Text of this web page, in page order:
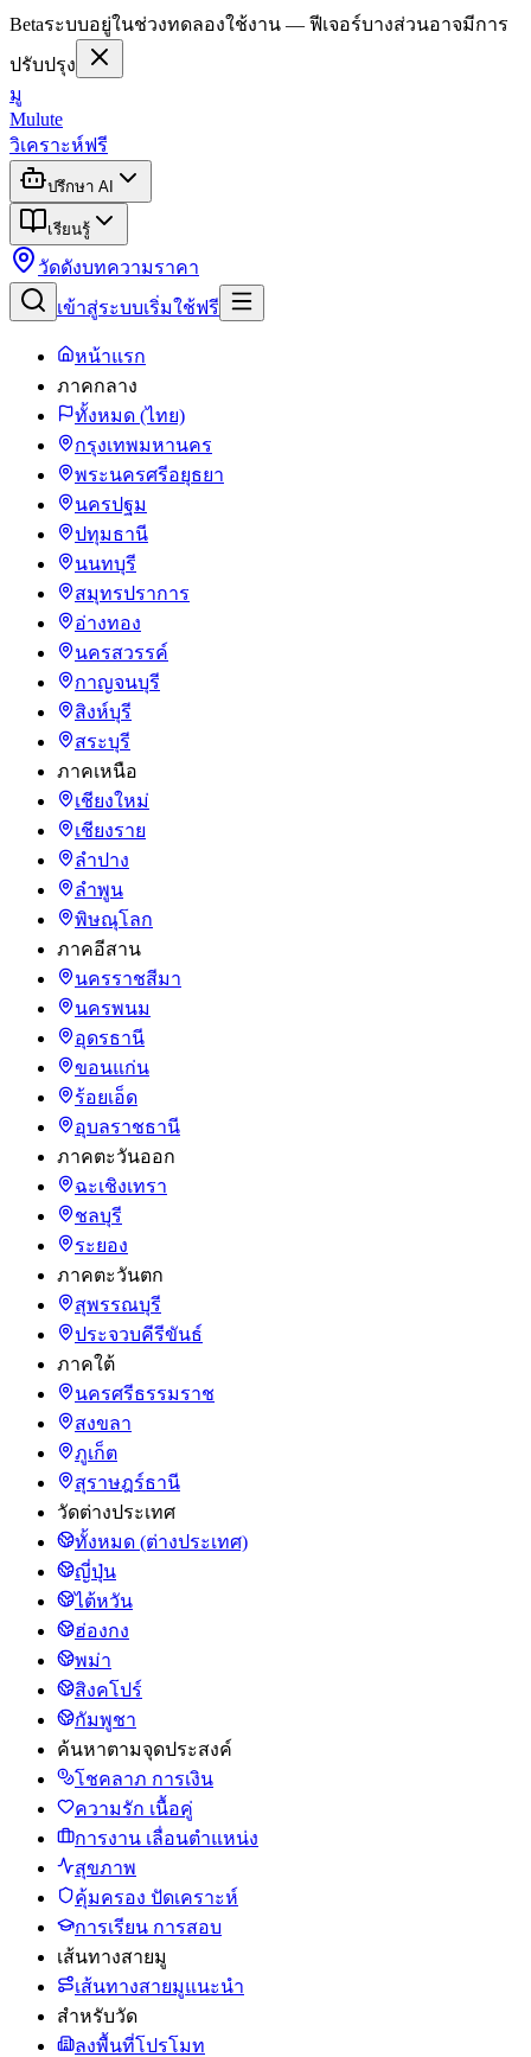
Betaระบบอยู่ในช่วงทดลองใช้งาน — ฟีเจอร์บางส่วนอาจมีการ
ปรับปรุง
มู
Mulute
วิเคราะห์ฟรี
ปรึกษา AI
เรียนรู้
วัดดังบทความราคา
เข้าสู่ระบบเริ่มใช้ฟรี
หน้าแรก
ภาคกลาง
ทั้งหมด (ไทย)
กรุงเทพมหานคร
พระนครศรีอยุธยา
นครปฐม
ปทุมธานี
นนทบุรี
สมุทรปราการ
อ่างทอง
นครสวรรค์
กาญจนบุรี
สิงห์บุรี
สระบุรี
ภาคเหนือ
เชียงใหม่
เชียงราย
ลำปาง
ลำพูน
พิษณุโลก
ภาคอีสาน
นครราชสีมา
นครพนม
อุดรธานี
ขอนแก่น
ร้อยเอ็ด
อุบลราชธานี
ภาคตะวันออก
ฉะเชิงเทรา
ชลบุรี
ระยอง
ภาคตะวันตก
สุพรรณบุรี
ประจวบคีรีขันธ์
ภาคใต้
นครศรีธรรมราช
สงขลา
ภูเก็ต
สุราษฎร์ธานี
วัดต่างประเทศ
ทั้งหมด (ต่างประเทศ)
ญี่ปุ่น
ไต้หวัน
ฮ่องกง
พม่า
สิงคโปร์
กัมพูชา
ค้นหาตามจุดประสงค์
โชคลาภ การเงิน
ความรัก เนื้อคู่
การงาน เลื่อนตำแหน่ง
สุขภาพ
คุ้มครอง ปัดเคราะห์
การเรียน การสอบ
เส้นทางสายมู
เส้นทางสายมูแนะนำ
สำหรับวัด
ลงพื้นที่โปรโมท